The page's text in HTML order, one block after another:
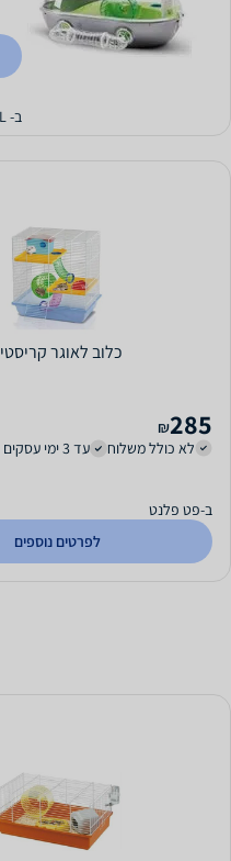
ב- PETCALL
כלוב לאוגר קריסטי7
285
₪
לא כולל משלוח
עד 3 ימי עסקים
ב-פט פלנט
לפרטים נוספים